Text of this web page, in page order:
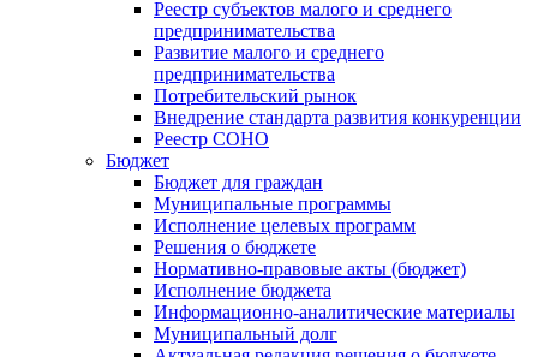
Реестр субъектов малого и среднего
предпринимательства
Развитие малого и среднего
предпринимательства
Потребительский рынок
Внедрение стандарта развития конкуренции
Реестр СОНО
Бюджет
Бюджет для граждан
Муниципальные программы
Исполнение целевых программ
Решения о бюджете
Нормативно-правовые акты (бюджет)
Исполнение бюджета
Информационно-аналитические материалы
Муниципальный долг